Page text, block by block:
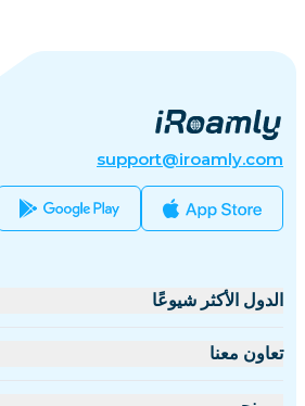
support@iroamly.com
الدول الأكثر شيوعًا
الولايات المتحدة
تعاون معنا